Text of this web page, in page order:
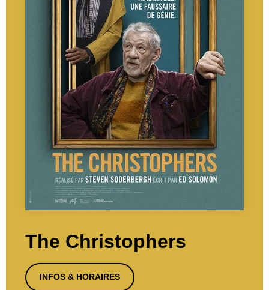
The Christophers
INFOS & HORAIRES